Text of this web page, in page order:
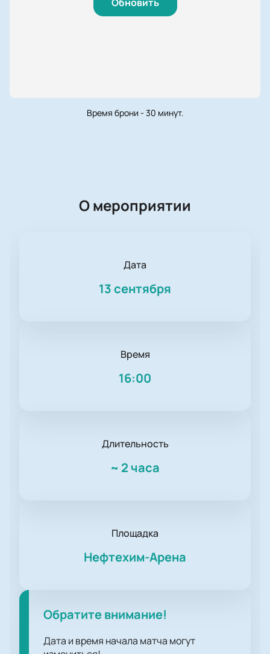
Время брони - 30 минут.
О мероприятии
Дата
13 сентября
Время
16:00
Длительность
~ 2 часа
Площадка
Нефтехим-Арена
Обратите внимание!
Дата и время начала матча могут